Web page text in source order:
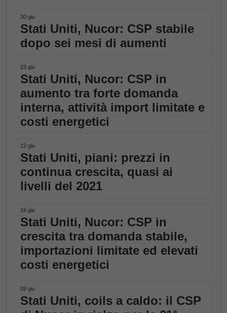
30 giu
Stati Uniti, Nucor: CSP stabile
dopo sei mesi di aumenti
23 giu
Stati Uniti, Nucor: CSP in
aumento tra forte domanda
interna, attività import limitate e
costi energetici
22 giu
Stati Uniti, piani: prezzi in
continua crescita, quasi ai
livelli del 2021
16 giu
Stati Uniti, Nucor: CSP in
crescita tra domanda stabile,
importazioni limitate ed elevati
costi energetici
09 giu
Stati Uniti, coils a caldo: il CSP